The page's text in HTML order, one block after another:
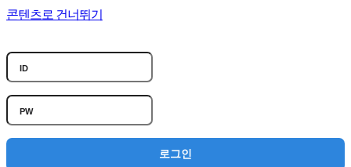
콘텐츠로 건너뛰기
로그인